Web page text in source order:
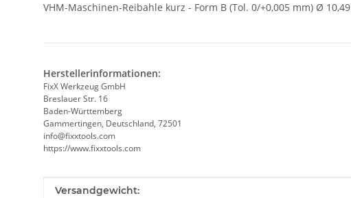
VHM-Maschinen-Reibahle kurz - Form B (Tol. 0/+0,005 mm) Ø 10,49
Herstellerinformationen:
FixX Werkzeug GmbH
Breslauer Str. 16
Baden-Württemberg
Gammertingen, Deutschland, 72501
info@fixxtools.com
https://www.fixxtools.com
Produkteigenschaft
Wert
Versandgewicht: